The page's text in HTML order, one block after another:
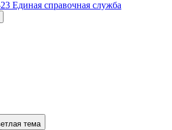
Единая справочная служба
тема